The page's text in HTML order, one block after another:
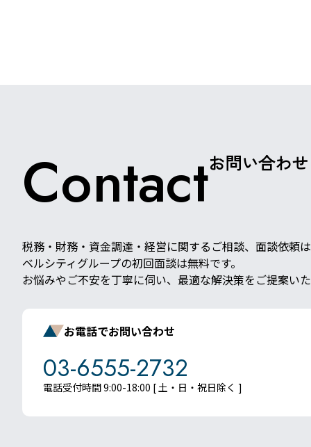
Contactお問い合わせ
税務・財務・資金調達・経営に関するご相談、面談依頼は
ベルシティグループの初回面談は無料です。
お悩みやご不安を丁寧に伺い、最適な解決策をご提案いた
お電話でお問い合わせ
03-6555-2732
電話受付時間 9:00-18:00 [ 土・日・祝日除く ]